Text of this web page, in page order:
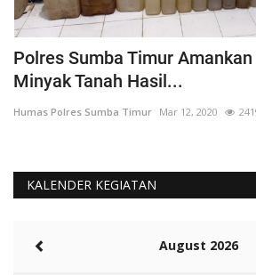
Polres Sumba Timur
Minyak Tanah Hasil...
Humas Polres Sumba Timur Mar 12, 2020
KALENDER KEGIATAN
August 2026